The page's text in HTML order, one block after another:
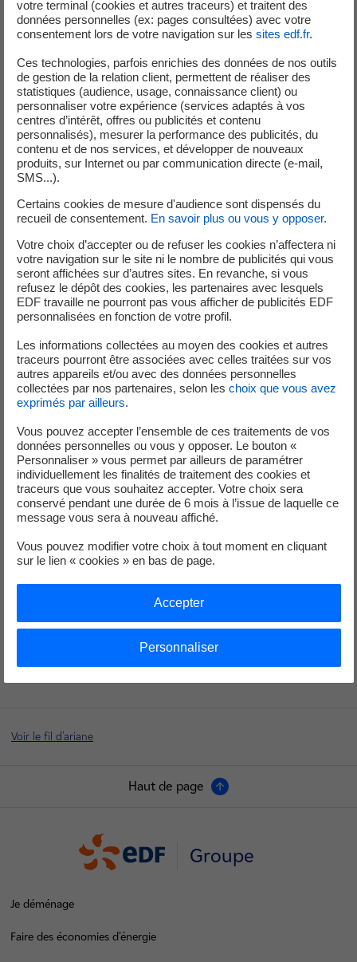
déclaré :« Pour être respecté, l’accord de Paris et son
objectif de limiter la hausse du réchauffement climatique
à 2°C, nécessitent l’action des entreprises aux côtés des
Etats. C’est le sens de l’engagement que nous prenons
aujourd’hui. La réduction significative des émissions
directes de CO2 du Groupe à l’horizon de 2030 conforte
le leadership d’EDF dans la croissance bas carbone. Cet
engagement ambitieux sera tenu grâce à la concrétisation
de notre stratégie Cap 2030. Les lancements récents du
Plan Solaire et du Plan Stockage Electrique d’EDF,
démontrent la force avec laquelle le Groupe entend
concrétiser cette vision d’une économie bas carbone.»
(1) Emissions directes de CO2, hors analyse du cycle de vie
des moyens de production et des combustibles.
Analystes et Investisseurs
+33 (0) 1 40 42 40 38
Service de Presse
service-de-presse@edf.fr
Voir le fil d'ariane
Haut de page
Groupe
Je déménage
Faire des économies d’énergie
votre terminal (cookies et autres traceurs) et traitent des
données personnelles (ex: pages consultées) avec votre
consentement lors de votre navigation sur les sites edf.fr.
Ces technologies, parfois enrichies des données de nos outils
de gestion de la relation client, permettent de réaliser des
statistiques (audience, usage, connaissance client) ou
personnaliser votre expérience (services adaptés à vos
centres d’intérêt, offres ou publicités et contenu
personnalisés), mesurer la performance des publicités, du
contenu et de nos services, et développer de nouveaux
produits, sur Internet ou par communication directe (e-mail,
SMS...).
Certains cookies de mesure d'audience sont dispensés du
recueil de consentement. En savoir plus ou vous y opposer.
Votre choix d’accepter ou de refuser les cookies n’affectera ni
votre navigation sur le site ni le nombre de publicités qui vous
seront affichées sur d’autres sites. En revanche, si vous
refusez le dépôt des cookies, les partenaires avec lesquels
EDF travaille ne pourront pas vous afficher de publicités EDF
personnalisées en fonction de votre profil.
Les informations collectées au moyen des cookies et autres
traceurs pourront être associées avec celles traitées sur vos
autres appareils et/ou avec des données personnelles
collectées par nos partenaires, selon les choix que vous avez
exprimés par ailleurs.
Vous pouvez accepter l’ensemble de ces traitements de vos
données personnelles ou vous y opposer. Le bouton «
Personnaliser » vous permet par ailleurs de paramétrer
individuellement les finalités de traitement des cookies et
traceurs que vous souhaitez accepter. Votre choix sera
conservé pendant une durée de 6 mois à l’issue de laquelle ce
message vous sera à nouveau affiché.
Vous pouvez modifier votre choix à tout moment en cliquant
sur le lien « cookies » en bas de page.
Personnaliser
Accepter